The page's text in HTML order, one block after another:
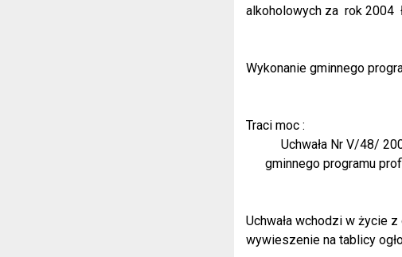
alkoholowych za rok 2004
Wykonanie gminnego
Traci moc :
Uchwała Nr V/48/
gminnego programu
Uchwała wchodzi w życie
wywieszenie na tablicy